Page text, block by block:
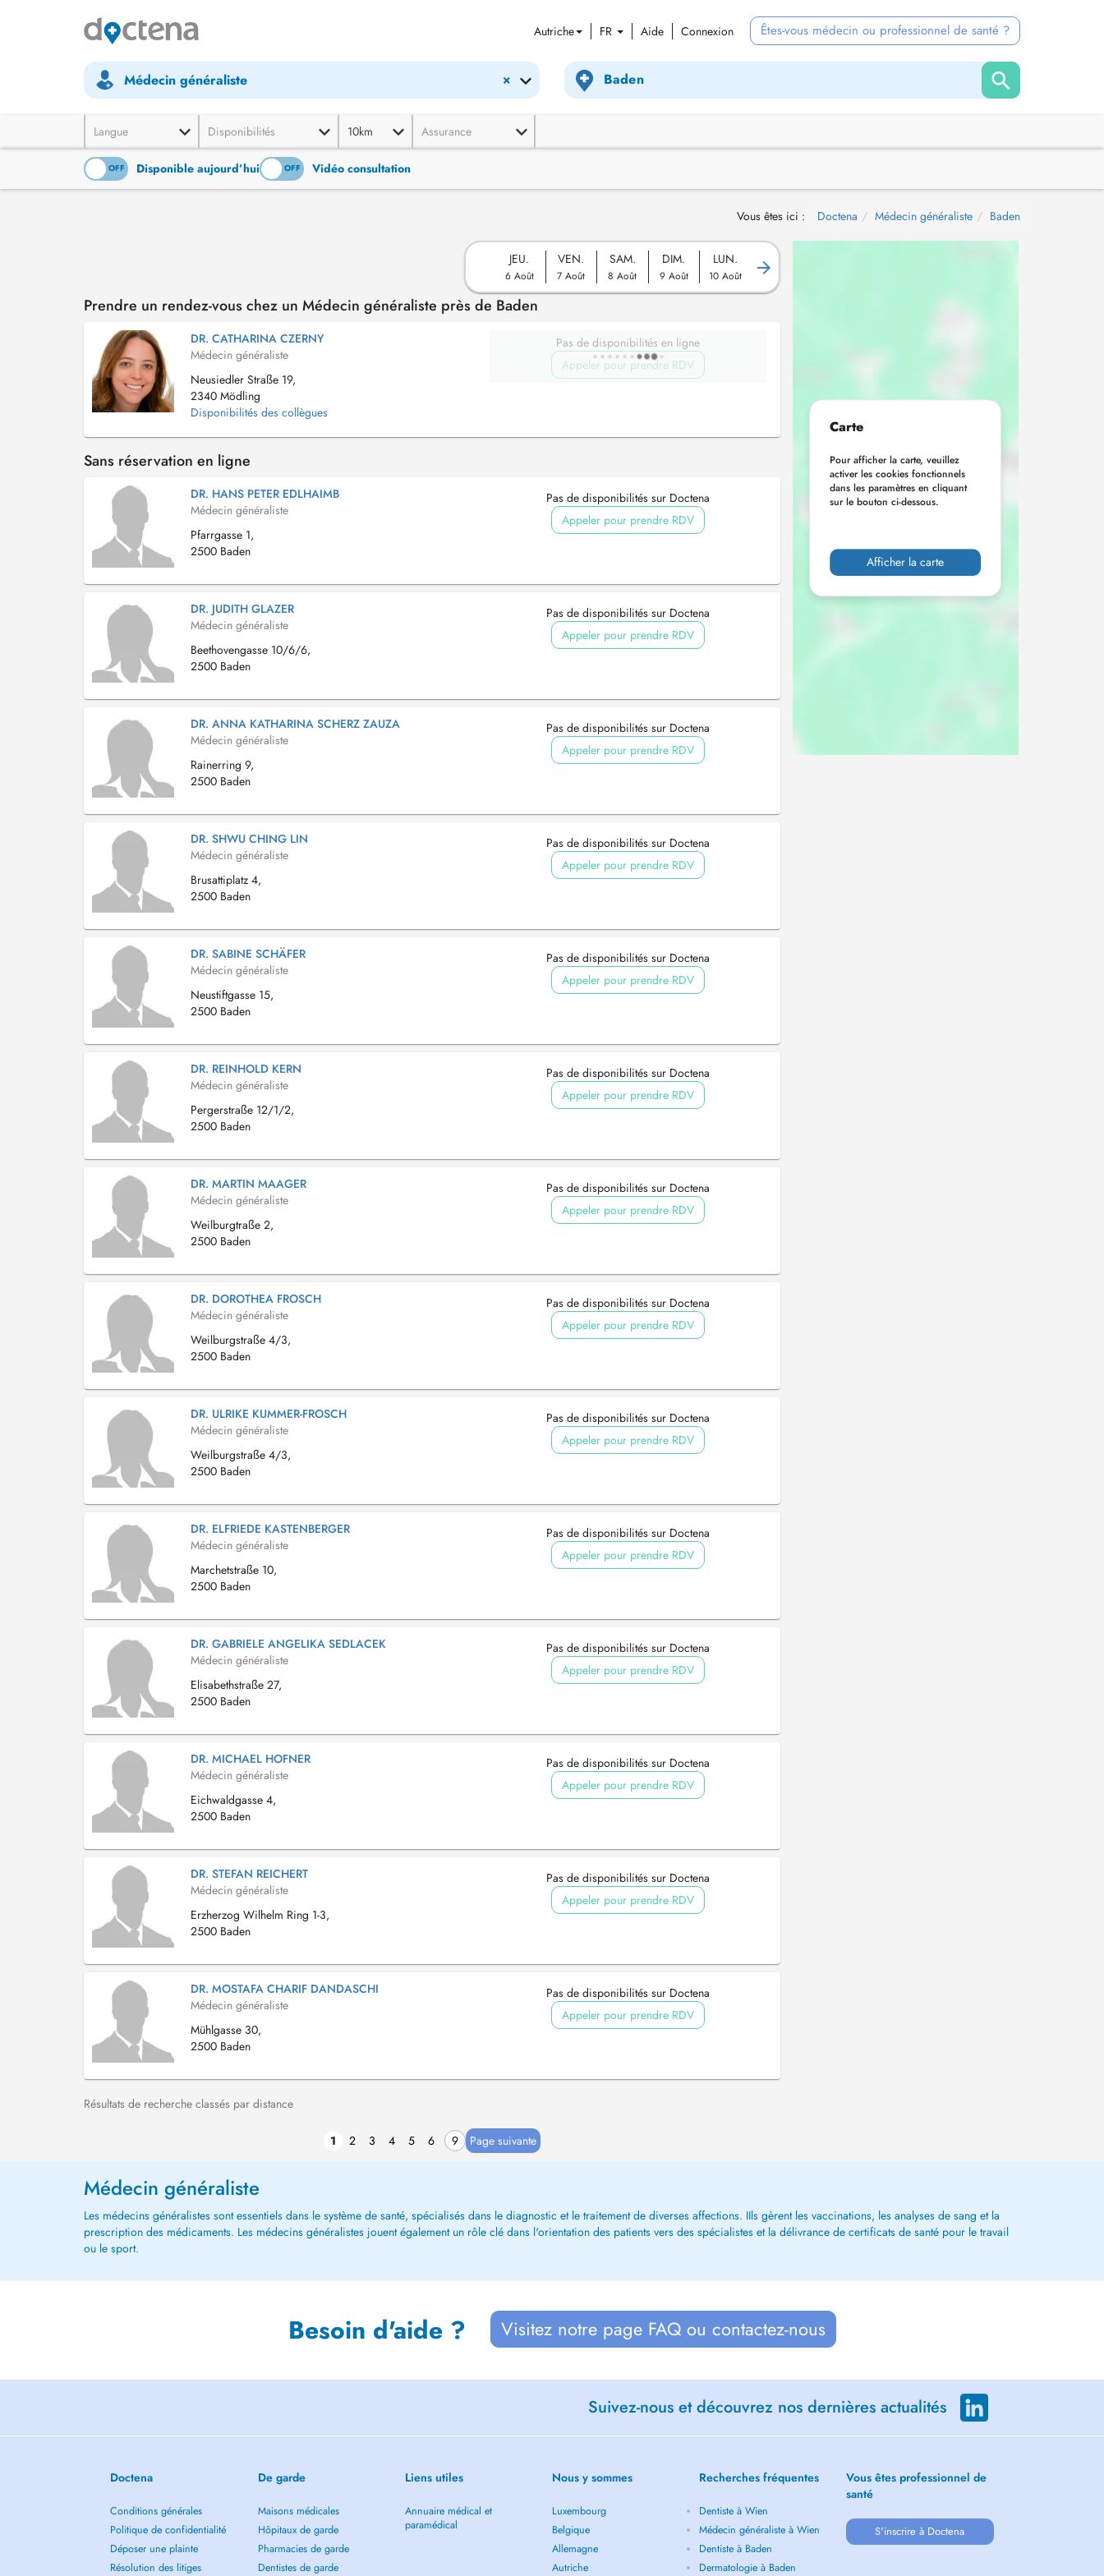
Autriche FR Aide Connexion Êtes-vous médecin ou professionnel de santé ?
×
Médecin généraliste
Langue Disponibilités 10km Assurance
OFF Disponible aujourd’hui
ON OFF Vidéo consultation
Vous êtes ici : Doctena Médecin généraliste Baden
JEU.
6 Août
VEN.
7 Août
SAM.
8 Août
DIM.
9 Août
LUN.
10 Août
Prendre un rendez-vous chez un Médecin généraliste près de Baden
DR. CATHARINA CZERNY
Médecin généraliste
Neusiedler Straße 19,
2340 Mödling
Disponibilités des collègues
Pas de disponibilités en ligne
Appeler pour prendre RDV
Sans réservation en ligne
DR. HANS PETER EDLHAIMB
Médecin généraliste
Pfarrgasse 1,
2500 Baden
Pas de disponibilités sur Doctena
Appeler pour prendre RDV
DR. JUDITH GLAZER
Médecin généraliste
Beethovengasse 10/6/6,
2500 Baden
Pas de disponibilités sur Doctena
Appeler pour prendre RDV
DR. ANNA KATHARINA SCHERZ ZAUZA
Médecin généraliste
Rainerring 9,
2500 Baden
Pas de disponibilités sur Doctena
Appeler pour prendre RDV
DR. SHWU CHING LIN
Médecin généraliste
Brusattiplatz 4,
2500 Baden
Pas de disponibilités sur Doctena
Appeler pour prendre RDV
DR. SABINE SCHÄFER
Médecin généraliste
Neustiftgasse 15,
2500 Baden
Pas de disponibilités sur Doctena
Appeler pour prendre RDV
DR. REINHOLD KERN
Médecin généraliste
Pergerstraße 12/1/2,
2500 Baden
Pas de disponibilités sur Doctena
Appeler pour prendre RDV
DR. MARTIN MAAGER
Médecin généraliste
Weilburgtraße 2,
2500 Baden
Pas de disponibilités sur Doctena
Appeler pour prendre RDV
DR. DOROTHEA FROSCH
Médecin généraliste
Weilburgstraße 4/3,
2500 Baden
Pas de disponibilités sur Doctena
Appeler pour prendre RDV
DR. ULRIKE KUMMER-FROSCH
Médecin généraliste
Weilburgstraße 4/3,
2500 Baden
Pas de disponibilités sur Doctena
Appeler pour prendre RDV
DR. ELFRIEDE KASTENBERGER
Médecin généraliste
Marchetstraße 10,
2500 Baden
Pas de disponibilités sur Doctena
Appeler pour prendre RDV
DR. GABRIELE ANGELIKA SEDLACEK
Médecin généraliste
Elisabethstraße 27,
2500 Baden
Pas de disponibilités sur Doctena
Appeler pour prendre RDV
DR. MICHAEL HOFNER
Médecin généraliste
Eichwaldgasse 4,
2500 Baden
Pas de disponibilités sur Doctena
Appeler pour prendre RDV
DR. STEFAN REICHERT
Médecin généraliste
Erzherzog Wilhelm Ring 1-3,
2500 Baden
Pas de disponibilités sur Doctena
Appeler pour prendre RDV
DR. MOSTAFA CHARIF DANDASCHI
Médecin généraliste
Mühlgasse 30,
2500 Baden
Pas de disponibilités sur Doctena
Appeler pour prendre RDV
Résultats de recherche classés par distance
1 2 3 4 5 6 9 Page suivante
Carte
Pour afficher la carte, veuillez
activer les cookies fonctionnels
dans les paramètres en cliquant
sur le bouton ci-dessous.
Afficher la carte
Médecin généraliste
Les médecins généralistes sont essentiels dans le système de santé, spécialisés dans le diagnostic et le traitement de diverses affections. IIls gèrent les vaccinations, les analyses de sang et la
prescription des médicaments. Les médecins généralistes jouent également un rôle clé dans l'orientation des patients vers des spécialistes et la délivrance de certificats de santé pour le travail
ou le sport.
Besoin d'aide ? Visitez notre page FAQ ou contactez-nous
Suivez-nous et découvrez nos dernières actualités
Doctena
Conditions générales
Politique de confidentialité
Déposer une plainte
Résolution des litiges
De garde
Maisons médicales
Hôpitaux de garde
Pharmacies de garde
Dentistes de garde
Liens utiles
Annuaire médical et
paramédical
Nous y sommes
Luxembourg
Belgique
Allemagne
Autriche
Recherches fréquentes
Dentiste à Wien
Médecin généraliste à Wien
Dentiste à Baden
Dermatologie à Baden
Vous êtes professionnel de
santé
S'inscrire à Doctena